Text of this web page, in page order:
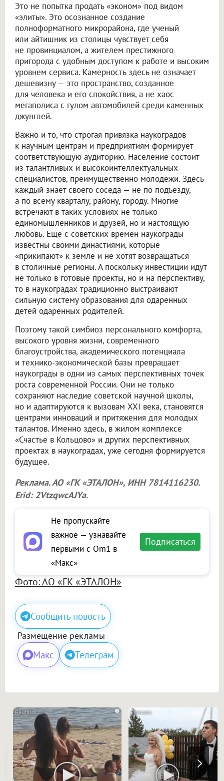
Это не попытка продать «эконом» под видом
«элиты». Это осознанное создание
полноформатного микрорайона, где ученый
или айтишник из столицы чувствует себя
не провинциалом, а жителем престижного
пригорода с удобным доступом к работе и высоким
уровнем сервиса. Камерность здесь не означает
дешевизну — это пространство, созданное
для человека и его спокойствия, а не хаос
мегаполиса с гулом автомобилей среди каменных
джунглей.
Важно и то, что строгая привязка наукоградов
к научным центрам и предприятиям формирует
соответствующую аудиторию. Население состоит
из талантливых и высокоинтеллектуальных
специалистов, преимущественно молодежи. Здесь
каждый знает своего соседа — не по подъезду,
а по всему кварталу, району, городу. Многие
встречают в таких условиях не только
единомышленников и друзей, но и настоящую
любовь. Еще с советских времен наукограды
известны своими династиями, которые
«прикипают» к земле и не хотят возвращаться
в столичные регионы. А поскольку инвестиции идут
не только в готовые проекты, но и на перспективу,
то в наукоградах традиционно выстраивают
сильную систему образования для одаренных
детей одаренных родителей.
Поэтому такой симбиоз персонального комфорта,
высокого уровня жизни, современного
благоустройства, академического потенциала
и технико-экономической базы превращает
наукограды в одни из самых перспективных точек
роста современной России. Они не только
сохраняют наследие советской научной школы,
но и адаптируются к вызовам XXI века, становятся
центрами инноваций и притяжения для молодых
талантов. Именно здесь, в жилом комплексе
«Счастье в Кольцово» и других перспективных
проектах в наукоградах, уже сегодня формируется
будущее.
Реклама. АО «ГК «ЭТАЛОН», ИНН 7814116230.
Erid: 2VtzqwcAJYa.
Не пропускайте
важное — узнавайте
первыми с Om1 в
«Макс»
Подписаться
Фото: АО «ГК «ЭТАЛОН»
Сообщить новость
Размещение рекламы
Макс Телеграм
i